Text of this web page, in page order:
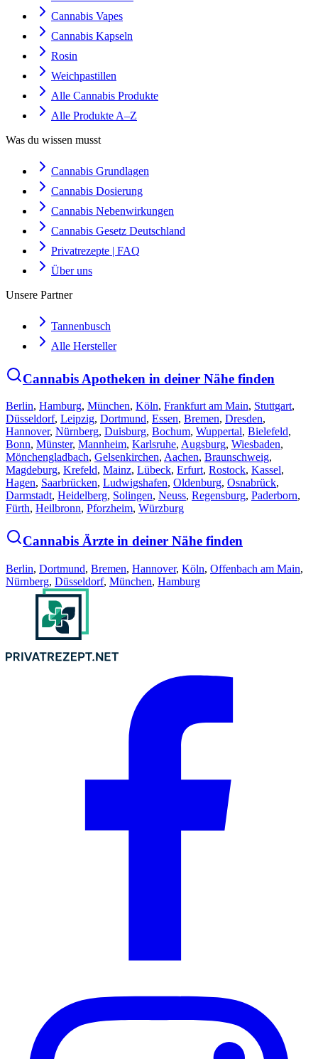
Cannabis Vapes
Cannabis Kapseln
Rosin
Weichpastillen
Alle Cannabis Produkte
Alle Produkte A–Z
Was du wissen musst
Cannabis Grundlagen
Cannabis Dosierung
Cannabis Nebenwirkungen
Cannabis Gesetz Deutschland
Privatrezepte | FAQ
Über uns
Unsere Partner
Tannenbusch
Alle Hersteller
Cannabis Apotheken in deiner Nähe finden
Berlin, Hamburg, München, Köln, Frankfurt am Main, Stuttgart,
Düsseldorf, Leipzig, Dortmund, Essen, Bremen, Dresden,
Hannover, Nürnberg, Duisburg, Bochum, Wuppertal, Bielefeld,
Bonn, Münster, Mannheim, Karlsruhe, Augsburg, Wiesbaden,
Mönchengladbach, Gelsenkirchen, Aachen, Braunschweig,
Magdeburg, Krefeld, Mainz, Lübeck, Erfurt, Rostock, Kassel,
Hagen, Saarbrücken, Ludwigshafen, Oldenburg, Osnabrück,
Darmstadt, Heidelberg, Solingen, Neuss, Regensburg, Paderborn,
Fürth, Heilbronn, Pforzheim, Würzburg
Cannabis Ärzte in deiner Nähe finden
Berlin, Dortmund, Bremen, Hannover, Köln, Offenbach am Main,
Nürnberg, Düsseldorf, München, Hamburg